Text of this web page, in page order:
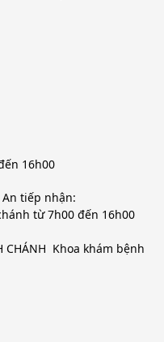
16h00
An tiếp nhận:
từ 7h00 đến 16h00
CHÁNH Khoa khám bệnh